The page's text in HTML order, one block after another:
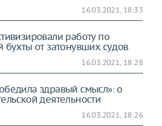
16.03.2021, 18:33
работу по
бухты от затонувших судов
16.03.2021, 18:28
здравый смысл»: о
деятельности
16.03.2021, 18:26